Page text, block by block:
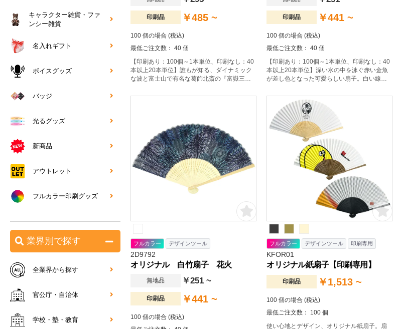
印刷品 ￥485 ~
100 個の場合 (税込)
最低ご注文数： 40 個
【印刷あり：100個～1本単位、印刷なし：40
本以上20本単位】誰もが知る、ダイナミック
な波と富士山で有名な葛飾北斎の『富嶽三十
た。日本人にも外国人にも人気の高い、おす
印刷品 ￥441 ~
100 個の場合 (税込)
最低ご注文数： 40 個
【印刷あり：100個～1本単位、印刷なし：40
本以上20本単位】深い水の中を泳ぐ赤い金魚
が差し色となった可愛らしい扇子。白い線で
ふさわしい扇子です。
フルカラー デザインツール
2D9792
オリジナル 白竹扇子 花火
無地品 ￥251 ~
印刷品 ￥441 ~
100 個の場合 (税込)
フルカラー デザインツール 印刷専用
KFOR01
オリジナル紙扇子【印刷専用】
印刷品 ￥1,513 ~
100 個の場合 (税込)
最低ご注文数： 100 個
使い心地とデザイン、オリジナル紙扇子。扇
キャラクター雑貨・ファ
ンシー雑貨
名入れギフト
ボイスグッズ
バッジ
光るグッズ
新商品
アウトレット
フルカラー印刷グッズ
業界別で探す
全業界から探す
官公庁・自治体
学校・塾・教育